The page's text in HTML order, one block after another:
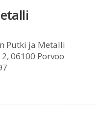
Putki ja Metalli
06100 Porvoo